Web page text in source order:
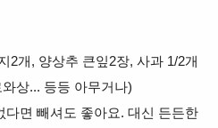
2개, 양상추 큰잎2장, 사과 1/2개
상... 등등 아무거나)
다면 빼셔도 좋아요. 대신 든든한